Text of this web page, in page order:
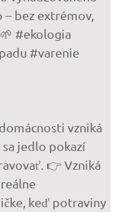
vzniká
sa jedlo pokazí
👉 Vzniká
keď potraviny